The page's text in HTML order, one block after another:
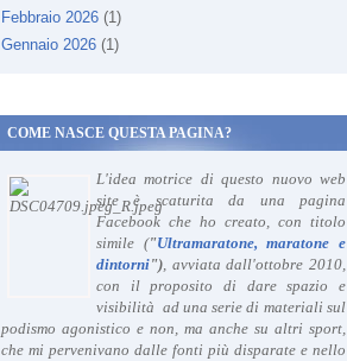
Febbraio 2026 (1)
Gennaio 2026 (1)
COME NASCE QUESTA PAGINA?
L'idea motrice di questo nuovo web
site è scaturita da una pagina
Facebook che ho creato, con titolo
simile ("Ultramaratone, maratone e
dintorni"), avviata dall'ottobre 2010,
con il proposito di dare spazio e
visibilità ad una serie di materiali sul
podismo agonistico e non, ma anche su altri sport,
che mi pervenivano dalle fonti più disparate e nello